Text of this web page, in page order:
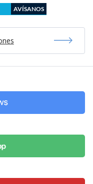
AVÍSANOS